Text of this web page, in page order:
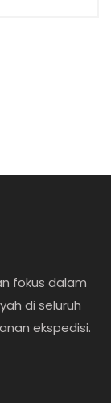
fokus dalam
di seluruh
ekspedisi.